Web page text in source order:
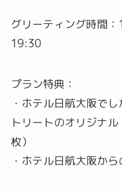
グリーティング時間
19:30
プラン特典：
・ホテル日航大阪で
トリートのオリジナ
枚）
・ホテル日航大阪か